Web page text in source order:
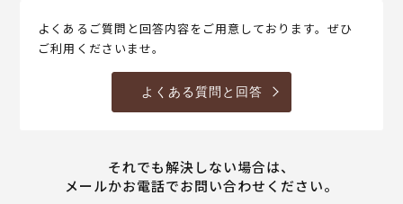
よくあるご質問と回答内容をご用意しております。ぜひ
ご利用くださいませ。
よくある質問と回答
それでも解決しない場合は、
メールかお電話でお問い合わせください。